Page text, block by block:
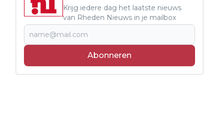
Krijg iedere dag het laatste nieuws
van Rheden Nieuws in je mailbox
Abonneren